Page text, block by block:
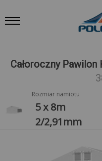
Całoroczny
Rozmiar namiotu
5 x 8m
2/2,91mm